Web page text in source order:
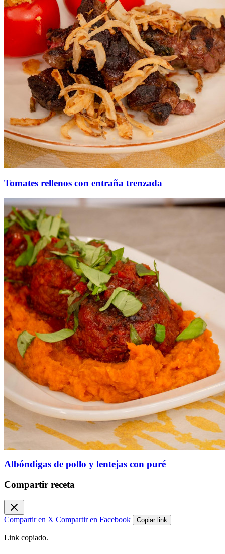
Tomates rellenos con entraña trenzada
Albóndigas de pollo y lentejas con puré
Compartir receta
Compartir en X Compartir en Facebook Copiar link
Link copiado.